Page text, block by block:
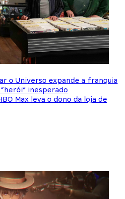
o Universo expande a franquia
inesperado
Max leva o dono da loja de